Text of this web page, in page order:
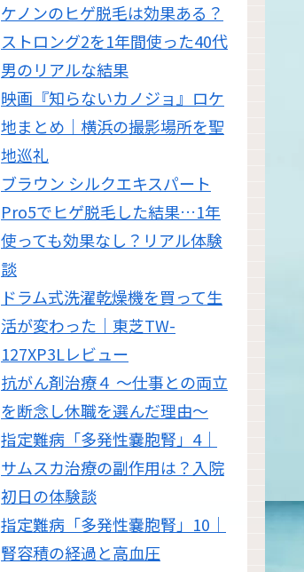
ケノンのヒゲ脱毛は効果ある？
ストロング2を1年間使った40代
男のリアルな結果
映画『知らないカノジョ』ロケ
地まとめ｜横浜の撮影場所を聖
地巡礼
ブラウン シルクエキスパート
Pro5でヒゲ脱毛した結果…1年
使っても効果なし？リアル体験
談
ドラム式洗濯乾燥機を買って生
活が変わった｜東芝TW-
127XP3Lレビュー
抗がん剤治療４ 〜仕事との両立
を断念し休職を選んだ理由〜
指定難病「多発性嚢胞腎」4｜
サムスカ治療の副作用は？入院
初日の体験談
指定難病「多発性嚢胞腎」10｜
腎容積の経過と高血圧